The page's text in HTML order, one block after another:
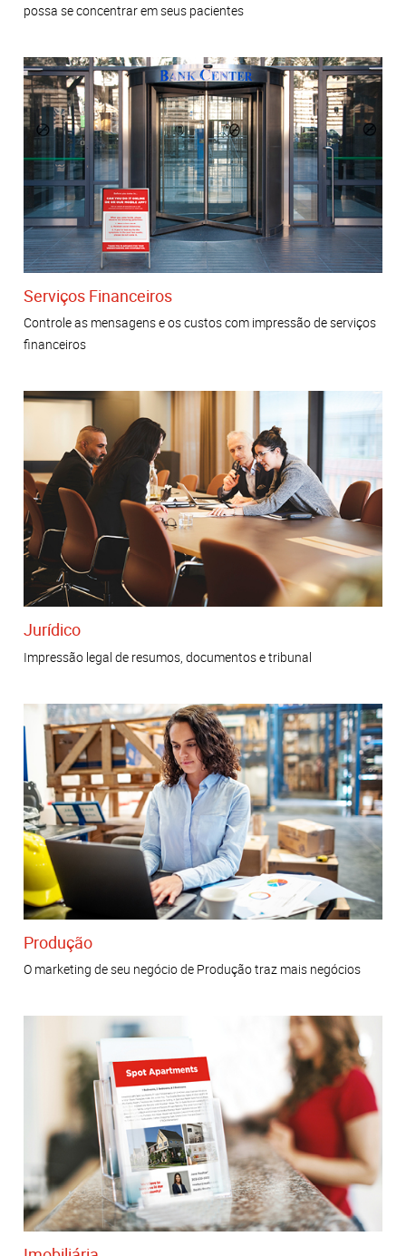
possa se concentrar em seus pacientes
Serviços Financeiros
Controle as mensagens e os custos com impressão de serviços
financeiros
Jurídico
Impressão legal de resumos, documentos e tribunal
Produção
O marketing de seu negócio de Produção traz mais negócios